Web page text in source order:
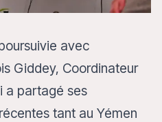
avec
Giddey, Coordinateur
a partagé ses
tant au Yémen